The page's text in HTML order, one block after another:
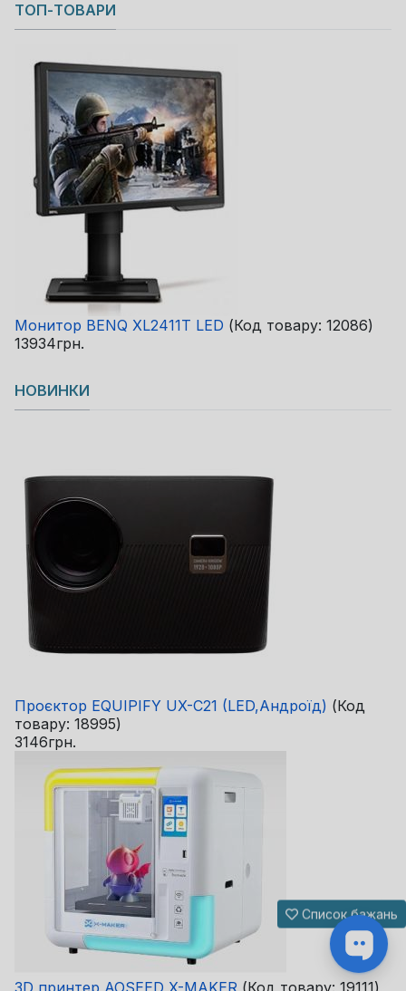
Copyright MAXXmarketing GmbH
JoomShopping Download & Support
ТОП-ТОВАРИ
Монитор BENQ XL2411T LED (Код товару: 12086)
13934грн.
НОВИНКИ
Проєктор EQUIPIFY UX-C21 (LED,Андроїд) (Код
товару: 18995)
3146грн.
3D принтер AOSEED X-MAKER (Код товару: 19111)
Список бажань